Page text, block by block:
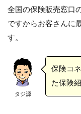
全国の保険販売窓口
ですからお客さんに
す。
タジ源
保険コ
た保険